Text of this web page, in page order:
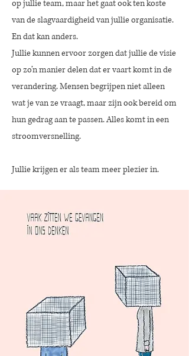
op jullie team, maar het gaat ook ten koste
van de slagvaardigheid van jullie organisatie.
En dat kan anders.
Jullie kunnen ervoor zorgen dat jullie de visie
op zo’n manier delen dat er vaart komt in de
verandering. Mensen begrijpen niet alleen
wat je van ze vraagt, maar zijn ook bereid om
hun gedrag aan te passen. Alles komt in een
stroomversnelling.
Jullie krijgen er als team meer plezier in.